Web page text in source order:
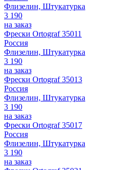
Флизелин, Штукатурка
3 190
на заказ
Фрески Ortograf 35011
Россия
Флизелин, Штукатурка
3 190
на заказ
Фрески Ortograf 35013
Россия
Флизелин, Штукатурка
3 190
на заказ
Фрески Ortograf 35017
Россия
Флизелин, Штукатурка
3 190
на заказ